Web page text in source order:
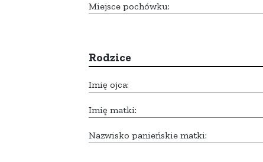
Miejsce pochówku:
Rodzice
Imię ojca:
Imię matki:
Nazwisko panieńskie matki: